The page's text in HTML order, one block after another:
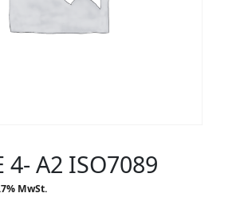
4- A2 ISO7089
MwSt.